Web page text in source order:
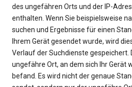
des ungefähren Orts und der IP-
enthalten. Wenn Sie beispielsweise
suchen und Ergebnisse für einen
Ihrem Gerät gesendet wurde, wird
Verlauf der Suchdienste gespeichert.
ungefähre Ort, an dem sich Ihr Gerät
befand. Es wird nicht der genaue